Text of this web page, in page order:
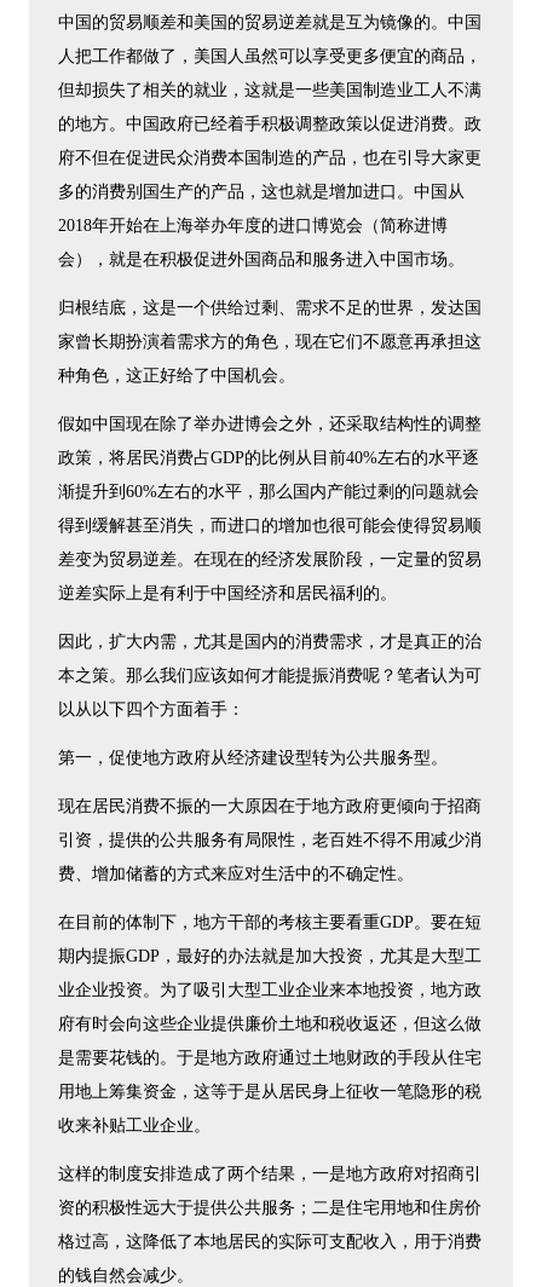
中国的贸易顺差和美国的贸易逆差就是互为镜像的。中国
人把工作都做了，美国人虽然可以享受更多便宜的商品，
但却损失了相关的就业，这就是一些美国制造业工人不满
的地方。中国政府已经着手积极调整政策以促进消费。政
府不但在促进民众消费本国制造的产品，也在引导大家更
多的消费别国生产的产品，这也就是增加进口。中国从
2018年开始在上海举办年度的进口博览会（简称进博
会），就是在积极促进外国商品和服务进入中国市场。
归根结底，这是一个供给过剩、需求不足的世界，发达国
家曾长期扮演着需求方的角色，现在它们不愿意再承担这
种角色，这正好给了中国机会。
假如中国现在除了举办进博会之外，还采取结构性的调整
政策，将居民消费占GDP的比例从目前40%左右的水平逐
渐提升到60%左右的水平，那么国内产能过剩的问题就会
得到缓解甚至消失，而进口的增加也很可能会使得贸易顺
差变为贸易逆差。在现在的经济发展阶段，一定量的贸易
逆差实际上是有利于中国经济和居民福利的。
因此，扩大内需，尤其是国内的消费需求，才是真正的治
本之策。那么我们应该如何才能提振消费呢？笔者认为可
以从以下四个方面着手：
第一，促使地方政府从经济建设型转为公共服务型。
现在居民消费不振的一大原因在于地方政府更倾向于招商
引资，提供的公共服务有局限性，老百姓不得不用减少消
费、增加储蓄的方式来应对生活中的不确定性。
在目前的体制下，地方干部的考核主要看重GDP。要在短
期内提振GDP，最好的办法就是加大投资，尤其是大型工
业企业投资。为了吸引大型工业企业来本地投资，地方政
府有时会向这些企业提供廉价土地和税收返还，但这么做
是需要花钱的。于是地方政府通过土地财政的手段从住宅
用地上筹集资金，这等于是从居民身上征收一笔隐形的税
收来补贴工业企业。
这样的制度安排造成了两个结果，一是地方政府对招商引
资的积极性远大于提供公共服务；二是住宅用地和住房价
格过高，这降低了本地居民的实际可支配收入，用于消费
的钱自然会减少。